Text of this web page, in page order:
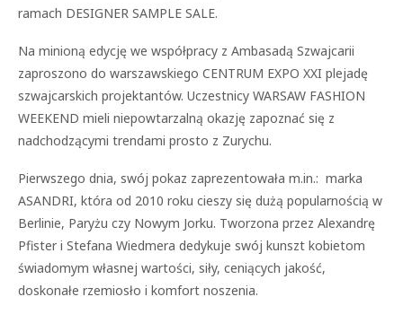
ramach DESIGNER SAMPLE SALE.
Na minioną edycję we współpracy z Ambasadą Szwajcarii
zaproszono do warszawskiego CENTRUM EXPO XXI plejadę
szwajcarskich projektantów. Uczestnicy WARSAW FASHION
WEEKEND mieli niepowtarzalną okazję zapoznać się z
nadchodzącymi trendami prosto z Zurychu.
Pierwszego dnia, swój pokaz zaprezentowała m.in.: marka
ASANDRI, która od 2010 roku cieszy się dużą popularnością w
Berlinie, Paryżu czy Nowym Jorku. Tworzona przez Alexandrę
Pfister i Stefana Wiedmera dedykuje swój kunszt kobietom
świadomym własnej wartości, siły, ceniących jakość,
doskonałe rzemiosło i komfort noszenia.